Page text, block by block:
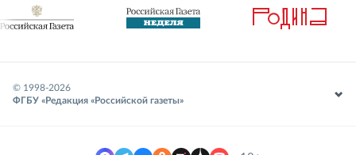
© 1998-2026
ФГБУ «Редакция «Российской газеты»